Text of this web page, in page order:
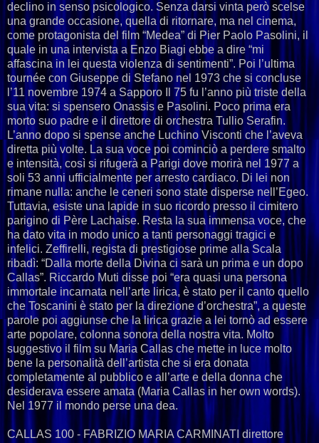
declino in senso psicologico. Senza darsi vinta però scelse
una grande occasione, quella di ritornare, ma nel cinema,
come protagonista del film “Medea” di Pier Paolo Pasolini, il
quale in una intervista a Enzo Biagi ebbe a dire “mi
affascina in lei questa violenza di sentimenti”. Poi l’ultima
tournée con Giuseppe di Stefano nel 1973 che si concluse
l’11 novembre 1974 a Sapporo Il 75 fu l’anno più triste della
sua vita: si spensero Onassis e Pasolini. Poco prima era
morto suo padre e il direttore di orchestra Tullio Serafin.
L’anno dopo si spense anche Luchino Visconti che l’aveva
diretta più volte. La sua voce poi cominciò a perdere smalto
e intensità, così si rifugerà a Parigi dove morirà nel 1977 a
soli 53 anni ufficialmente per arresto cardiaco. Di lei non
rimane nulla: anche le ceneri sono state disperse nell’Egeo.
Tuttavia, esiste una lapide in suo ricordo presso il cimitero
parigino di Père Lachaise. Resta la sua immensa voce, che
ha dato vita in modo unico a tanti personaggi tragici e
infelici. Zeffirelli, regista di prestigiose prime alla Scala
ribadì: “Dalla morte della Divina ci sarà un prima e un dopo
Callas”. Riccardo Muti disse poi “era quasi una persona
immortale incarnata nell’arte lirica, è stato per il canto quello
che Toscanini è stato per la direzione d’orchestra”, a queste
parole poi aggiunse che la lirica grazie a lei tornò ad essere
arte popolare, colonna sonora della nostra vita. Molto
suggestivo il film su Maria Callas che mette in luce molto
bene la personalità dell’artista che si era donata
completamente al pubblico e all’arte e della donna che
desiderava essere amata (Maria Callas in her own words).
Nel 1977 il mondo perse una dea.
CALLAS 100 - FABRIZIO MARIA CARMINATI direttore